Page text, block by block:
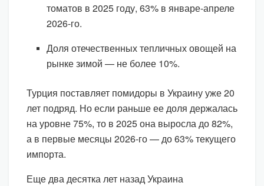
томатов в 2025 году, 63% в январе-апреле
2026-го.
Доля отечественных тепличных овощей на
рынке зимой — не более 10%.
Турция поставляет помидоры в Украину уже 20
лет подряд. Но если раньше ее доля держалась
на уровне 75%, то в 2025 она выросла до 82%,
а в первые месяцы 2026-го — до 63% текущего
импорта.
Еще два десятка лет назад Украина